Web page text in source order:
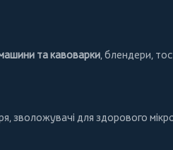
та кавоварки,блендери,
, зволожувачі для здорового